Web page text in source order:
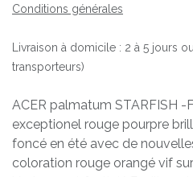
Conditions générales
Livraison à domicile : 2 à 5 jours
transporteurs)
ACER palmatum STARFISH -
exceptionel rouge pourpre
foncé en été avec de
coloration rouge orangé vif